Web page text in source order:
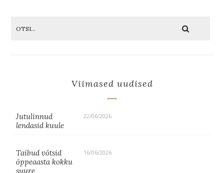
Viimased uudised
Jutulinnud
lendasid kuule
22/06/2026
Taibud võtsid
õppeaasta kokku
suure
16/06/2026